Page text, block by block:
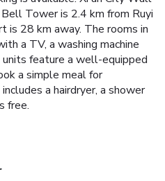
Tower is 2.4 km from Ruyi
is 28 km away. The rooms in
a TV, a washing machine
units feature a well-equipped
a simple meal for
a hairdryer, a shower
free.